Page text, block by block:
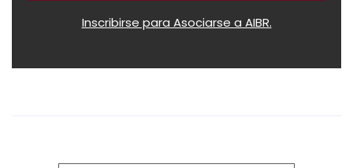
Inscribirse para Asociarse a AIBR.